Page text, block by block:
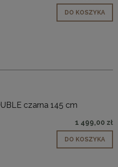
DO KOSZYKA
czarna 145 cm
1 499,00 zł
DO KOSZYKA